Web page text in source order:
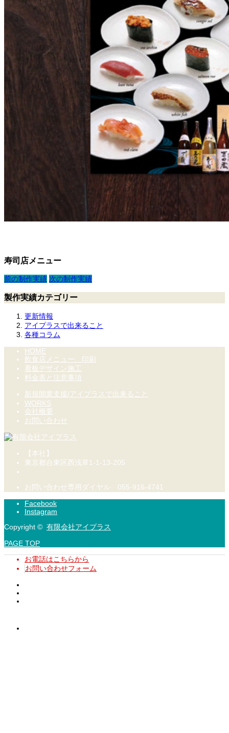
寿司店メニュー
前の制作実績 次の制作実績
製作実績カテゴリー
更新情報
アイプラスで出来ること
各種コラム
HOME
飲食店メニュー、印刷
看板デザイン施工
料金表と注意事項
新規開業支援/アイプラスで出来ること
WORKS
会社概要
お問い合わせ
【本社】
東京都台東区西浅草1-1-13-205
お問い合わせ専用ダイヤル 055-916-4741
Facebook
Instagram
Copyright © 有限会社アイプラス
PAGE TOP
お電話はこちらから
お問い合わせフォーム